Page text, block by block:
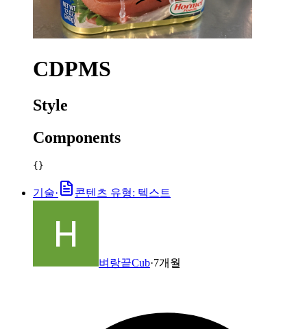
CDPMS
Style
Components
{}
기술· 콘텐츠 유형: 텍스트
벼랑끝Cub·7개월